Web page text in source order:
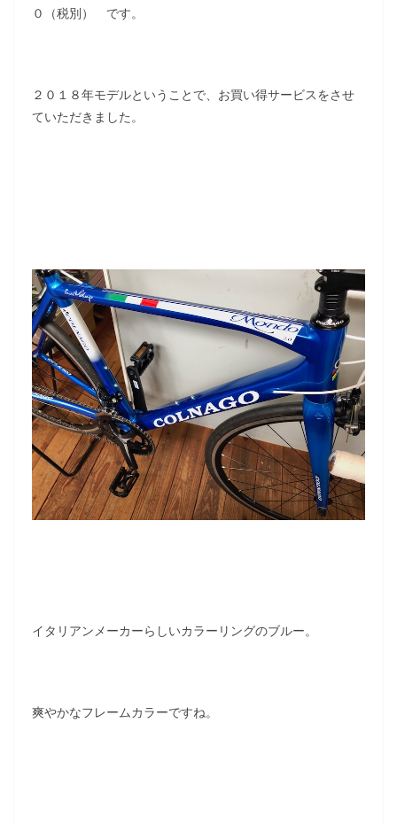
０（税別） です。
２０１８年モデルということで、お買い得サービスをさせ
ていただきました。
イタリアンメーカーらしいカラーリングのブルー。
爽やかなフレームカラーですね。